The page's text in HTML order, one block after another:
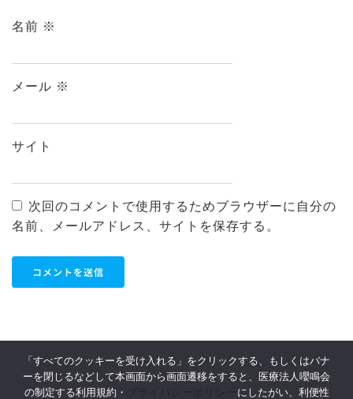
名前 ※
メール ※
サイト
次回のコメントで使用するためブラウザーに自分の
名前、メールアドレス、サイトを保存する。
利用規約 Privacy Policy
「すべてのクッキーを受け入れる」をクリックする、もしくはバナ
ーを閉じるなどして本画面から画面遷移をすると、医療法人嚶鳴会
の制定する利用規約・
プライバシーポリシー にしたがい、利便性